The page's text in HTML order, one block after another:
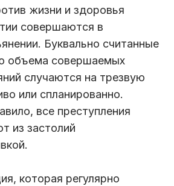
жизни и здоровья
совершаются в
Буквально считанные
объема совершаемых
случаются на трезвую
или спланированно.
все преступления
из застолий
которая регулярно